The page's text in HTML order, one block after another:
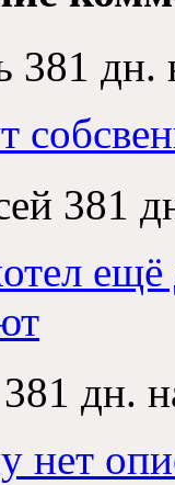
381 дн.
381
381 дн.
нет